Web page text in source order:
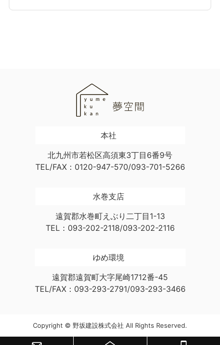
本社
北九州市若松区高須東3丁目6番9号
TEL/FAX：0120-947-570/093-701-5266
水巻支店
遠賀郡水巻町えぶり二丁目1-13
TEL：093-202-2118/093-202-2116
ゆめ環境
遠賀郡遠賀町大字尾崎1712番-45
TEL/FAX：093-293-2791/093-293-3466
Copyright © 野坂建設株式会社 All Rights Reserved.